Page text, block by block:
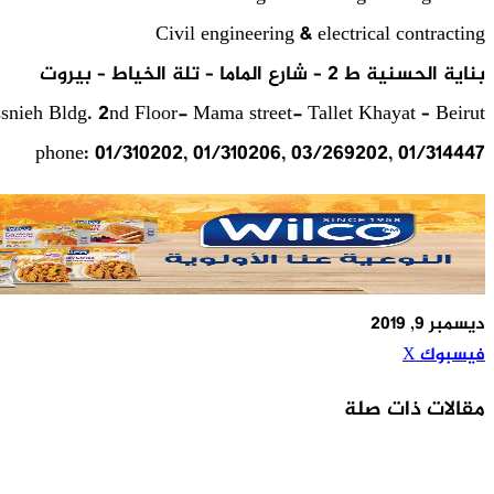
Civil engineering & electrical contracting
بناية الحسنية ط 2 – شارع الماما – تلة الخياط – بيروت
Bldg. 2nd Floor- Mama street- Tallet Khayat – Beirut
phone: 01/310202, 01/310206, 03/269202, 01/314447
ديسمبر 9, 2019
فيسبوكXلينكدإن
بينتيريست
مشاركة
البريد
طباعة
مقالات ذات صلة